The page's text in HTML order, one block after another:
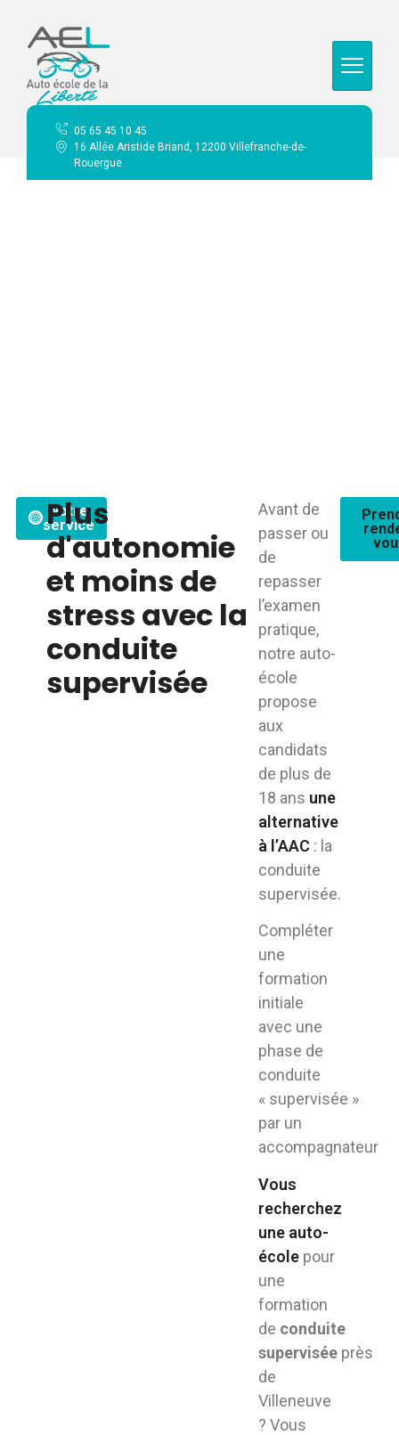
principal
05 65 45 10 45
16 Allée Aristide Briand, 12200 Villefranche-de-
Rouergue
Conduite
Notre
service
Plus
d'autonomie
et moins de
stress avec la
conduite
supervisée
Avant de
passer ou
de
repasser
l’examen
pratique,
notre auto-
école
propose
aux
candidats
de plus de
18 ans une
alternative
à l’AAC : la
conduite
supervisée.
Compléter
une
formation
initiale
avec une
phase de
conduite
« supervisée »
par un
accompagnateur
Vous
recherchez
une auto-
écolepour
une
formation
de conduite
superviséeprès
de
Villeneuve
? Vous